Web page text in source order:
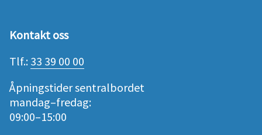
Kontakt oss
Tlf.: 33 39 00 00
Åpningstider sentralbordet
mandag–fredag:
09:00–15:00